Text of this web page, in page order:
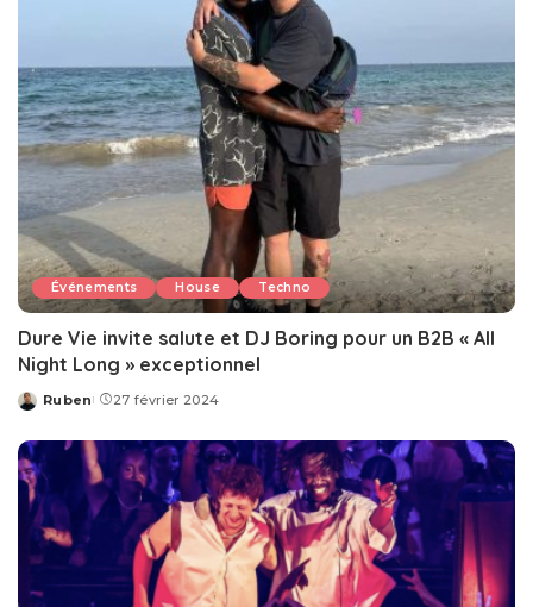
Événements House Techno
Dure Vie invite salute et DJ Boring pour un B2B « All
Night Long » exceptionnel
Posted
Ruben 27 février 2024